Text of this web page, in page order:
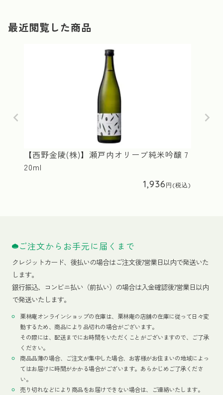
最近閲覧した商品
【西野金陵(株)】瀬戸内オリーブ純米吟醸 7
20ml
1,936
ご注文からお手元に届くまで
クレジットカード、 後払いの場合はご注文後7営業日以内で発送いた
します。
銀行振込、コンビニ払い（前払い）の場合は入金確認後7営業日以内
で発送いたします。
栗林庵オンラインショップの在庫は、栗林庵の店舗の在庫に従って日々変
動するため、商品により品切れの場合がございます。
その際には、配送までにお時間をいただくことがございますので、ご了承
ください。
商品品薄の場合、ご注文が集中した場合、お客様がお住まいの地域によっ
てはお届けに時間がかかる場合がございます。あらかじめご了承くださ
い。
売り切れなどにより商品をお届けできない場合は、ご連絡いたします。